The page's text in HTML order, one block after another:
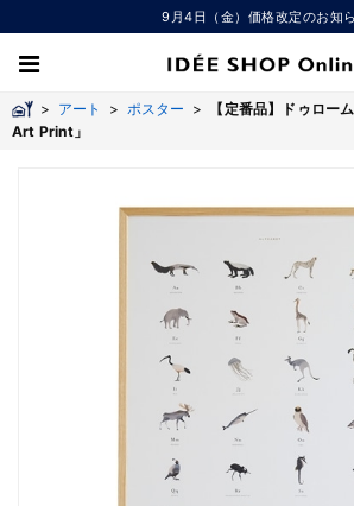
9月4日（金）価格改定のお知
> アート > ポスター >
【定番品】ドゥロ
Art Print」